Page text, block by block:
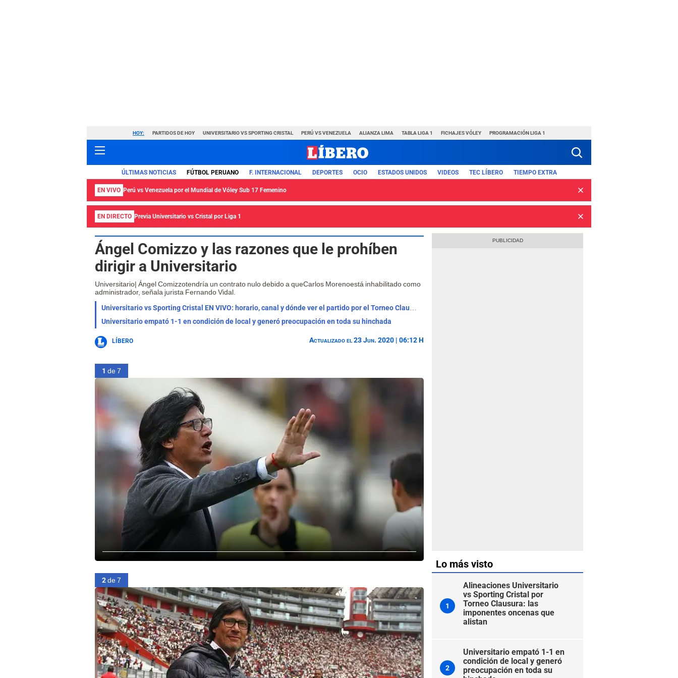
HOY: PARTIDOS DE HOY UNIVERSITARIO VS SPORTING CRISTAL PERÚ VS VENEZUELA ALIANZA LIMA TABLA LIGA 1 FICHAJES VÓLEY PROGRAMACIÓN LIGA 1
ÚLTIMAS NOTICIAS FÚTBOL PERUANO F. INTERNACIONAL DEPORTES OCIO ESTADOS UNIDOS VIDEOS TEC LÍBERO TIEMPO EXTRA
EN VIVO Perú vs Venezuela por el Mundial de Vóley Sub 17 Femenino
EN DIRECTO Previa Universitario vs Cristal por Liga 1
Ángel Comizzo y las razones que le prohíben
dirigir a Universitario
Universitario| Ángel Comizzotendría un contrato nulo debido a queCarlos Morenoestá inhabilitado como
administrador, señala jurista Fernando Vidal.
Universitario vs Sporting Cristal EN VIVO: horario, canal y dónde ver el partido por el Torneo Clausura
Universitario empató 1-1 en condición de local y generó preocupación en toda su hinchada
LÍBERO Actualizado el 23 Jun. 2020 | 06:12 H
1 de 7
2de 7
Lo más visto
1
Alineaciones Universitario
vs Sporting Cristal por
Torneo Clausura: las
imponentes oncenas que
alistan
2
Universitario empató 1-1 en
condición de local y generó
preocupación en toda su